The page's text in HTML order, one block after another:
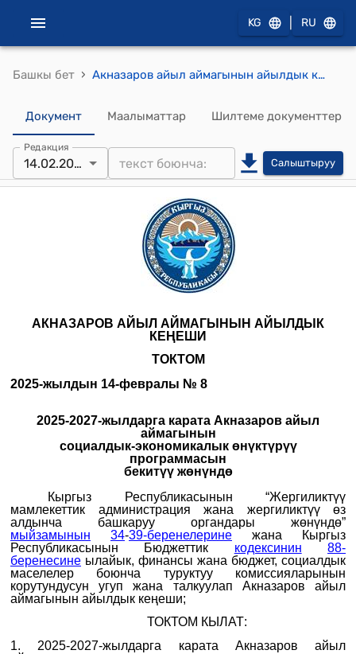
KG RU
Башкы бет › Акназаров айыл аймагынын айылдык кеңешинин 2025-жылдын 14-февралындагы № 8 "2025-2027-жылдарга карата Акназаров айыл аймагынын социалдык-экономикалык өнүктүрүү программасын бекитүү жөнүндө" токтому
Документ Маалыматтар Шилтеме документтер
Редакция
14.02.2025 Салыштыруу